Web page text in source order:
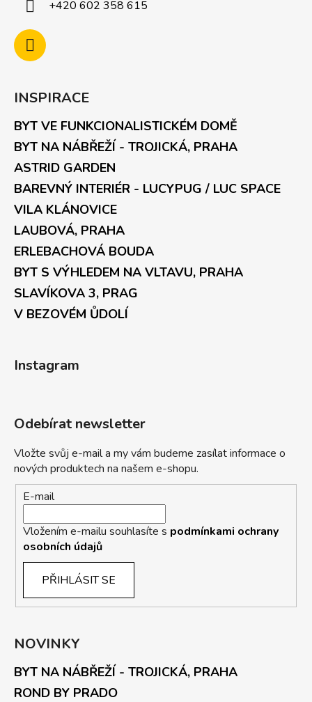
+420 602 358 615
INSPIRACE
BYT VE FUNKCIONALISTICKÉM DOMĚ
BYT NA NÁBŘEŽÍ - TROJICKÁ, PRAHA
ASTRID GARDEN
BAREVNÝ INTERIÉR - LUCYPUG / LUC SPACE
VILA KLÁNOVICE
LAUBOVÁ, PRAHA
ERLEBACHOVÁ BOUDA
BYT S VÝHLEDEM NA VLTAVU, PRAHA
SLAVÍKOVA 3, PRAG
V BEZOVÉM ŮDOLÍ
Instagram
Odebírat newsletter
Vložte svůj e-mail a my vám budeme zasílat informace o
nových produktech na našem e-shopu.
E-mail
Vložením e-mailu souhlasíte s podmínkami ochrany
osobních údajů
PŘIHLÁSIT SE
NOVINKY
BYT NA NÁBŘEŽÍ - TROJICKÁ, PRAHA
ROND BY PRADO